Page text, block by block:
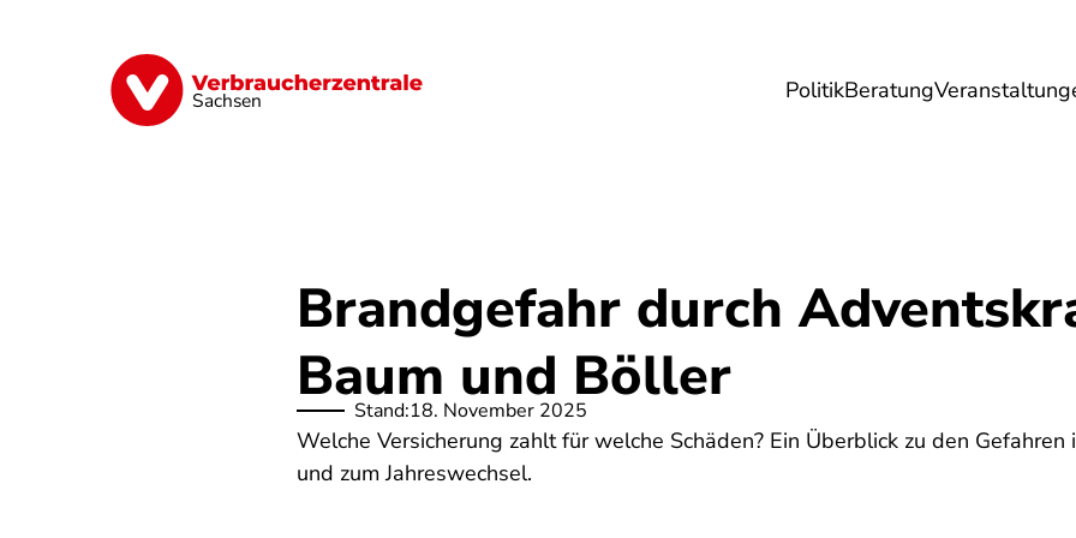
Sachsen PolitikBeratung
Vorsorge Verträge Geld & Versicherungen Digitales Energie &
Brandgefahr durch
Baum und Böller
Stand:18. November 2025
Welche Versicherung zahlt für welche Schäden? Ein Überblick zu den
und zum Jahreswechsel.